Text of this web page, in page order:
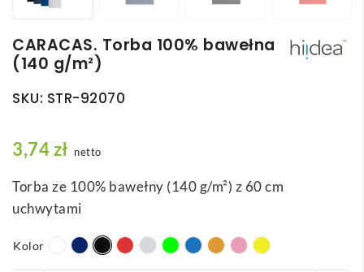
CARACAS. Torba 100% bawełna
(140 g/m²)
SKU: STR-92070
3,74zł netto
Torba ze 100% bawełny (140 g/m²) z 60 cm
uchwytami
Kolor